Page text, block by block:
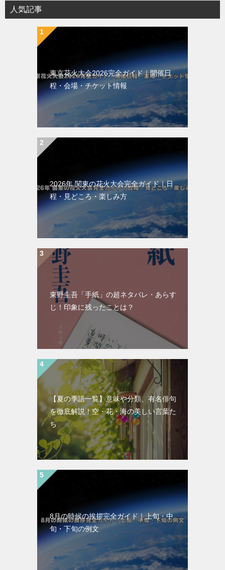
シ
ョ
人気記事
東京花火大会2026完全ガイド｜開催日
程・会場・チケット情報
2026年 関東の花火大会完全ガイド｜日
程・見どころ・楽しみ方
東野圭吾「手紙」の超ネタバレ・あらす
じ！印象に残ったことは？
【夏の季語一覧】意味や分類、有名俳句
を徹底解説！空・花・海の美しい言葉た
ち
8月の時候の挨拶完全ガイド｜上旬・中
旬・下旬の例文